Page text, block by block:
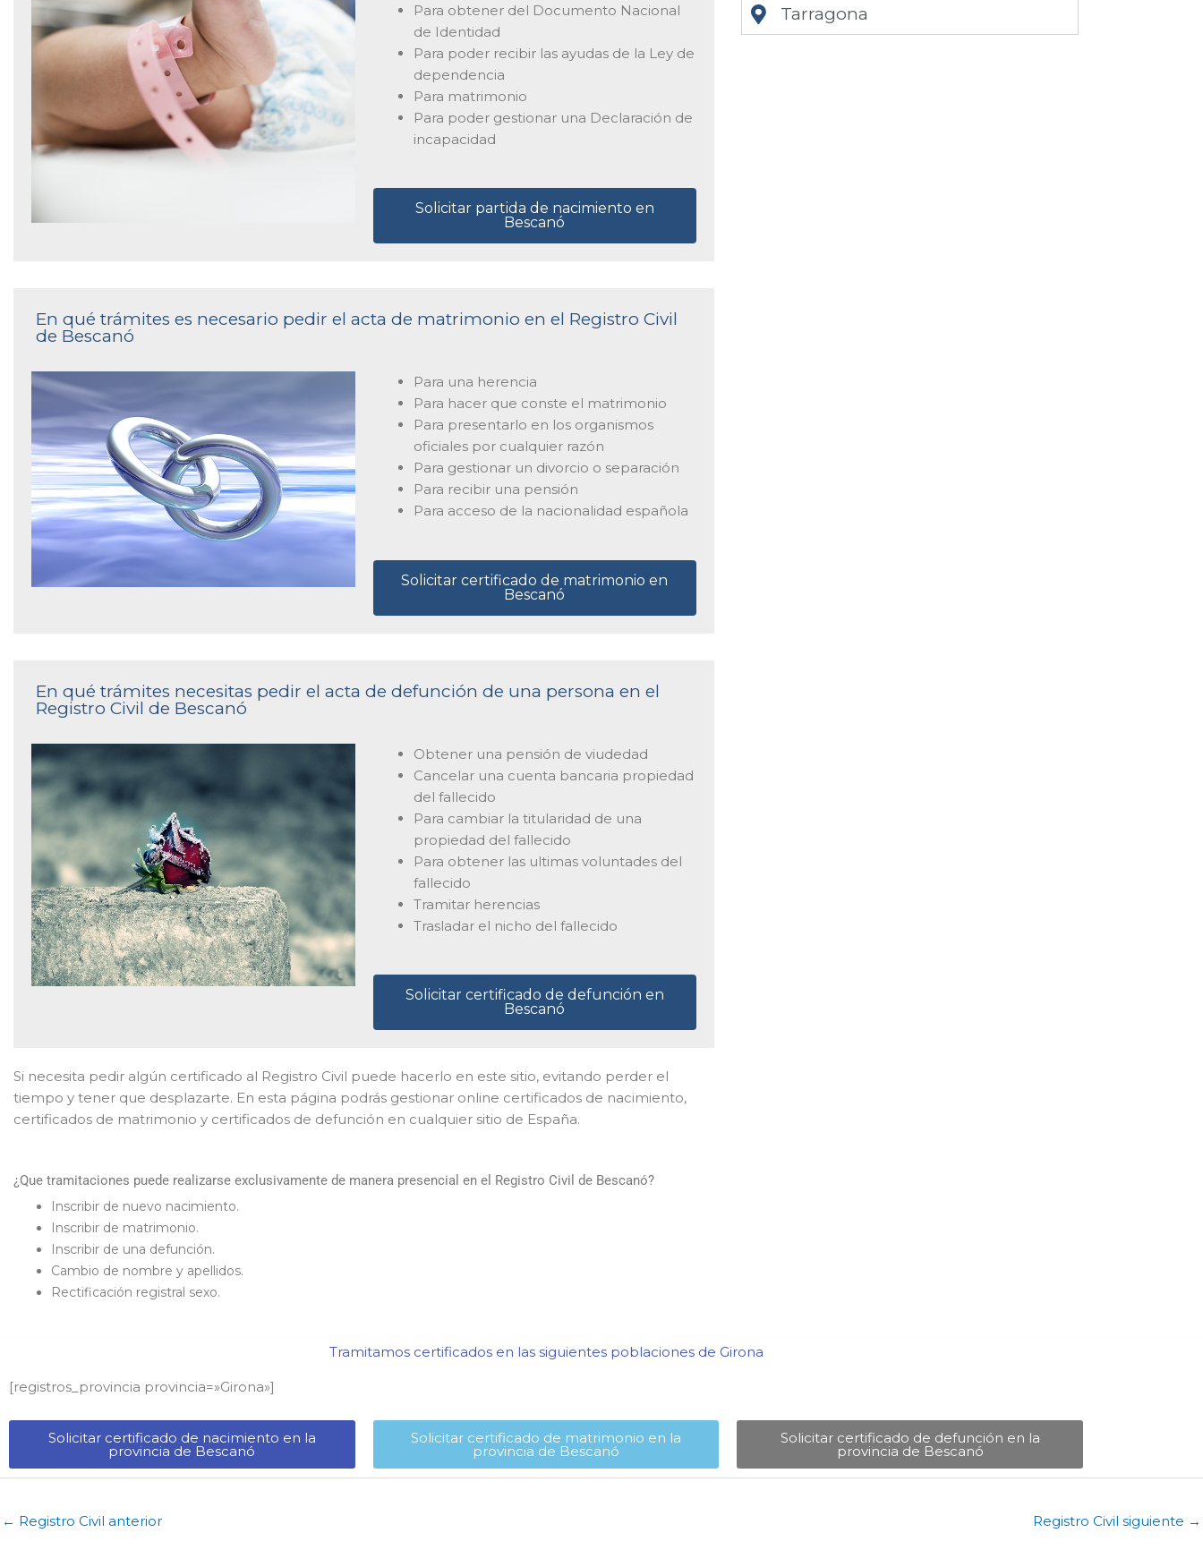
Para obtener del Documento Nacional
de Identidad
Para poder recibir las ayudas de la Ley de
dependencia
Para matrimonio
Para poder gestionar una Declaración de
incapacidad
Solicitar partida de nacimiento en
Bescanó
En qué trámites es necesario pedir el acta de matrimonio en el Registro Civil
de Bescanó
Para una herencia
Para hacer que conste el matrimonio
Para presentarlo en los organismos
oficiales por cualquier razón
Para gestionar un divorcio o separación
Para recibir una pensión
Para acceso de la nacionalidad española
Solicitar certificado de matrimonio en
Bescanó
En qué trámites necesitas pedir el acta de defunción de una persona en el
Registro Civil de Bescanó
Obtener una pensión de viudedad
Cancelar una cuenta bancaria propiedad
del fallecido
Para cambiar la titularidad de una
propiedad del fallecido
Para obtener las ultimas voluntades del
fallecido
Tramitar herencias
Trasladar el nicho del fallecido
Solicitar certificado de defunción en
Bescanó
Si necesita pedir algún certificado al Registro Civil puede hacerlo en este sitio, evitando perder el
tiempo y tener que desplazarte. En esta página podrás gestionar online certificados de nacimiento,
certificados de matrimonio y certificados de defunción en cualquier sitio de España.
¿Que tramitaciones puede realizarse exclusivamente de manera presencial en el Registro Civil de Bescanó?
Inscribir de nuevo nacimiento.
Inscribir de matrimonio.
Inscribir de una defunción.
Cambio de nombre y apellidos.
Rectificación registral sexo.
Tarragona
Tramitamos certificados en las siguientes poblaciones de Girona​
[registros_provincia provincia=»Girona​»]
Solicitar certificado de nacimiento en la
provincia de Bescanó​
Solicitar certificado de matrimonio en la
provincia de Bescanó​
Solicitar certificado de defunción en la
provincia de Bescanó​
← Registro Civil anterior Registro Civil siguiente →